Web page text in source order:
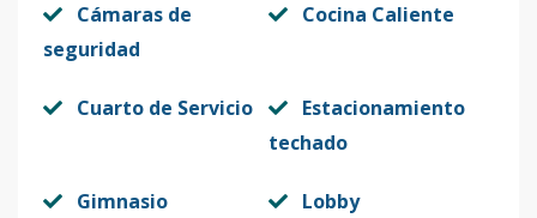
Cámaras de
seguridad
Cocina Caliente
Cuarto de Servicio
Estacionamiento
techado
Gimnasio Lobby